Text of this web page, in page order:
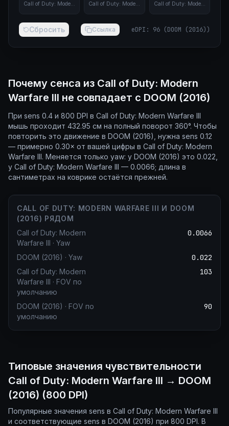
Call of Duty: Modern Warfare III Call of Duty: Modern Warfare III Call of Duty: Modern Warfare III
Сбросить Ссылка eDPI : 96 (DOOM (2016))
Почему сенса из Call of Duty: Modern
Warfare III не совпадает с DOOM (2016)
При sens 0.4 и 800 DPI в Call of Duty: Modern Warfare III
мышь проходит 432.95 см на полный поворот 360°. Чтобы
повторить это движение в DOOM (2016), нужна sens 0.12
— примерно 0.30× от вашей цифры в Call of Duty: Modern
Warfare III. Меняется только yaw: у DOOM (2016) это 0.022,
у Call of Duty: Modern Warfare III — 0.0066; длина в
сантиметрах на коврике остаётся прежней.
CALL OF DUTY: MODERN WARFARE III И DOOM
(2016) РЯДОМ
Call of Duty: Modern
Warfare III · Yaw
0.0066
DOOM (2016) · Yaw 0.022
Call of Duty: Modern
Warfare III · FOV по
умолчанию
103
DOOM (2016) · FOV по
умолчанию
90
Типовые значения чувствительности
Call of Duty: Modern Warfare III → DOOM
(2016) (800 DPI)
Популярные значения sens в Call of Duty: Modern Warfare III
и соответствующие sens в DOOM (2016) при 800 DPI. В